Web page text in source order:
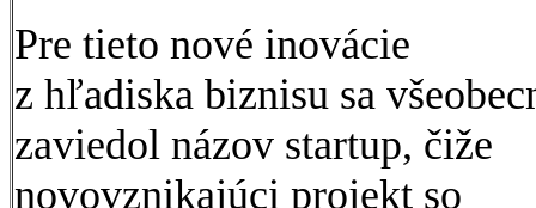
Pre tieto nové inovácie
z hľadiska biznisu sa
zaviedol názov startup, čiže
novovznikajúci projekt so